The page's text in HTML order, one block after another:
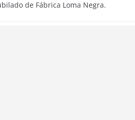
de Fábrica Loma Negra.